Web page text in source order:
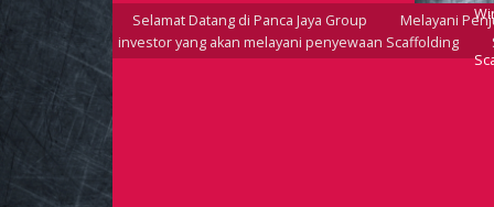
Selamat Datang di Panca Jaya Group Melayani
investor yang akan melayani penyewaan Scaffolding